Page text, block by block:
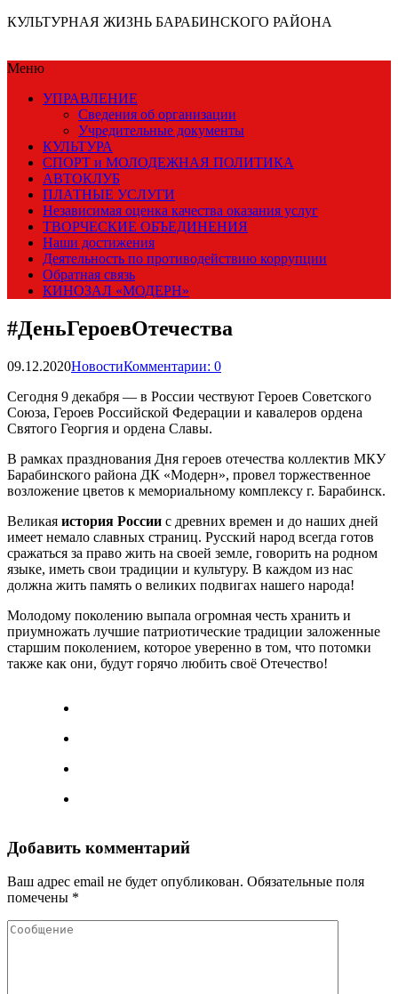
КУЛЬТУРНАЯ ЖИЗНЬ БАРАБИНСКОГО РАЙОНА
Меню
УПРАВЛЕНИЕ
Сведения об организации
Учредительные документы
КУЛЬТУРА
СПОРТ и МОЛОДЕЖНАЯ ПОЛИТИКА
АВТОКЛУБ
ПЛАТНЫЕ УСЛУГИ
Независимая оценка качества оказания услуг
ТВОРЧЕСКИЕ ОБЪЕДИНЕНИЯ
Наши достижения
Деятельность по противодействию коррупции
Обратная связь
КИНОЗАЛ «МОДЕРН»
#ДеньГероевОтечества
09.12.2020НовостиКомментарии: 0
Сегодня 9 декабря — в России чествуют Героев Советского
Союза, Героев Российской Федерации и кавалеров ордена
Святого Георгия и ордена Славы.
В рамках празднования Дня героев отечества коллектив МКУ
Барабинского района ДК «Модерн», провел торжественное
возложение цветов к мемориальному комплексу г. Барабинск.
Великая история России с древних времен и до наших дней
имеет немало славных страниц. Русский народ всегда готов
сражаться за право жить на своей земле, говорить на родном
языке, иметь свои традиции и культуру. В каждом из нас
должна жить память о великих подвигах нашего народа!
Молодому поколению выпала огромная честь хранить и
приумножать лучшие патриотические традиции заложенные
старшим поколением, которое уверенно в том, что потомки
также как они, будут горячо любить своё Отечество!
Добавить комментарий
Ваш адрес email не будет опубликован. Обязательные поля
помечены *